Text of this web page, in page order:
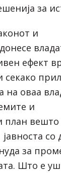
за
и
ефект
секако
на оваа
и
план вешто
со
за
Што е